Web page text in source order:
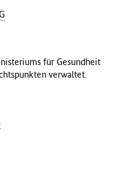
für Gesundheit
verwaltet.